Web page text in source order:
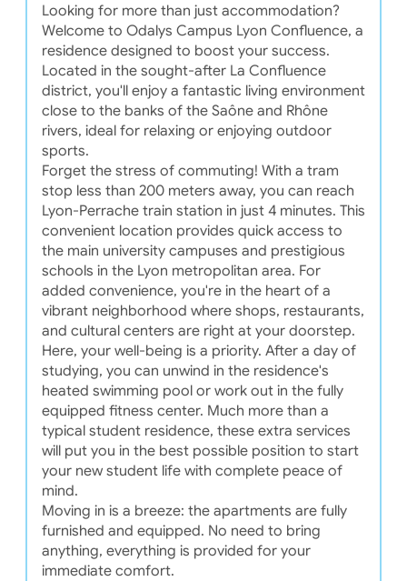
Looking for more than just accommodation?
Welcome to Odalys Campus Lyon Confluence, a
residence designed to boost your success.
Located in the sought-after La Confluence
district, you'll enjoy a fantastic living environment
close to the banks of the Saône and Rhône
rivers, ideal for relaxing or enjoying outdoor
sports.
Forget the stress of commuting! With a tram
stop less than 200 meters away, you can reach
Lyon-Perrache train station in just 4 minutes. This
convenient location provides quick access to
the main university campuses and prestigious
schools in the Lyon metropolitan area. For
added convenience, you're in the heart of a
vibrant neighborhood where shops, restaurants,
and cultural centers are right at your doorstep.
Here, your well-being is a priority. After a day of
studying, you can unwind in the residence's
heated swimming pool or work out in the fully
equipped fitness center. Much more than a
typical student residence, these extra services
will put you in the best possible position to start
your new student life with complete peace of
mind.
Moving in is a breeze: the apartments are fully
furnished and equipped. No need to bring
anything, everything is provided for your
immediate comfort.